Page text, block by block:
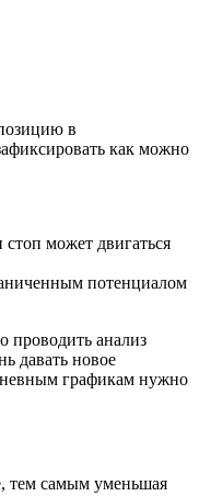
в
как можно
может двигаться
потенциалом
проводить анализ
давать новое
графикам нужно
тем самым уменьшая